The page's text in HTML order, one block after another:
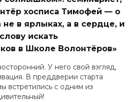
хосписа Тимофей — о
в ярлыках, а в сердце, и
искать
в Школе Волонтёров»
У него свой взгляд,
В преддверии старта
встретились с одним из